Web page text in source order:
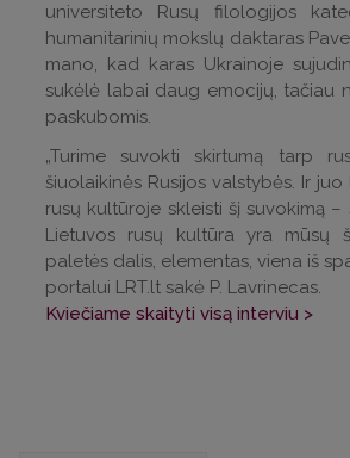
universiteto Rusų filologijos
humanitarinių mokslų daktaras
mano, kad karas Ukrainoje
sukėlė labai daug emocijų, tačiau
paskubomis.
„Turime suvokti skirtumą tarp
šiuolaikinės Rusijos valstybės. Ir
rusų kultūroje skleisti šį suvokimą –
Lietuvos rusų kultūra yra mūsų
paletės dalis, elementas, viena iš
portalui LRT.lt sakė P. Lavrinecas.
Kviečiame skaityti visą interviu >